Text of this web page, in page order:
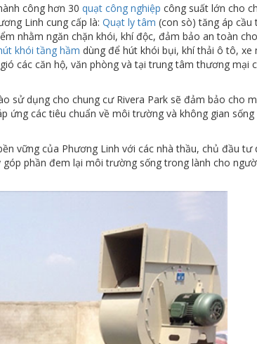
công hơn 30 quạt công nghiệp công suất lớn cho
Linh cung cấp là: Quạt ly tâm (con sò) tăng áp cầu
nhằm ngăn chặn khói, khí độc, đảm bảo an toàn cho
khói tầng hầm dùng để hút khói bụi, khí thải ô tô, xe
các căn hộ, văn phòng và tại trung tâm thương mại
sử dụng cho chung cư Rivera Park sẽ đảm bảo cho
các tiêu chuẩn về môi trường và không gian sống
vững của Phương Linh với các nhà thầu, chủ đầu tư
phần đem lại môi trường sống trong lành cho